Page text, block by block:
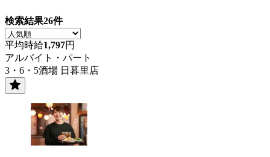
検索結果26件
平均時給1,797円
アルバイト・パート
3・6・5酒場 日暮里店